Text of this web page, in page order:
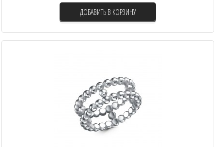
ДОБАВИТЬ В КОРЗИНУ